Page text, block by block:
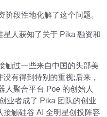
段性地化解了这个问题。
星人获知了关于 Pika 融资和
触过一些来自中国的头部美
有得到特别的重视;后来，
人聚合平台 Poe 的创始人
业者成了 Pika 团队的创业
触硅谷 AI 全明星创投阵容